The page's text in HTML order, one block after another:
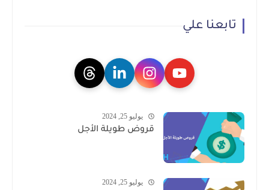
تابعنا علي
يوليو 25, 2024
قروض طويلة الأجل
يوليو 25, 2024